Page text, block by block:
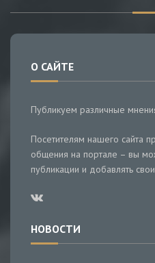
О САЙТЕ
Публикуем различные
Посетителям нашего сайта
общения на портале – вы
публикации и добавлять
НОВОСТИ